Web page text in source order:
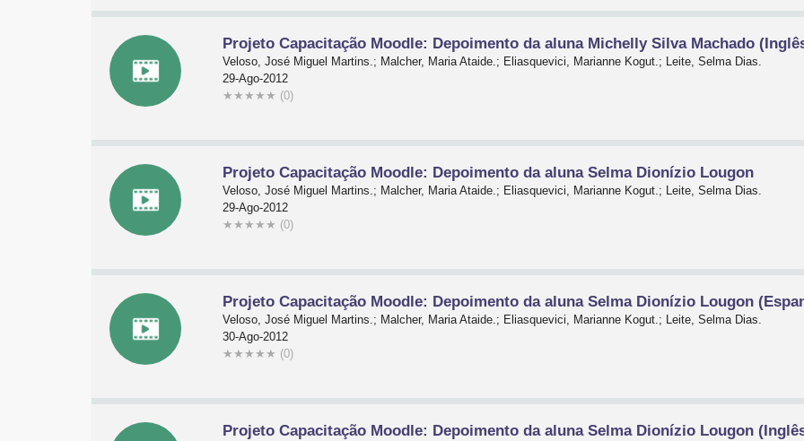
Projeto Capacitação Moodle: Depoimento da aluna Michelly Silva Machado
Veloso, José Miguel Martins.; Malcher, Maria Ataide.; Eliasquevici, Marianne Kogut.; Leite, Selma Dias.
29-Ago-2012
★ ★ ★ ★ ★ (0)
Projeto Capacitação Moodle: Depoimento da aluna Selma Dionízio Lougon
Veloso, José Miguel Martins.; Malcher, Maria Ataide.; Eliasquevici, Marianne Kogut.; Leite, Selma Dias.
29-Ago-2012
★ ★ ★ ★ ★ (0)
Projeto Capacitação Moodle: Depoimento da aluna Selma Dionízio Lougon
Veloso, José Miguel Martins.; Malcher, Maria Ataide.; Eliasquevici, Marianne Kogut.; Leite, Selma Dias.
30-Ago-2012
★ ★ ★ ★ ★ (0)
Projeto Capacitação Moodle: Depoimento da aluna Selma Dionízio Lougon